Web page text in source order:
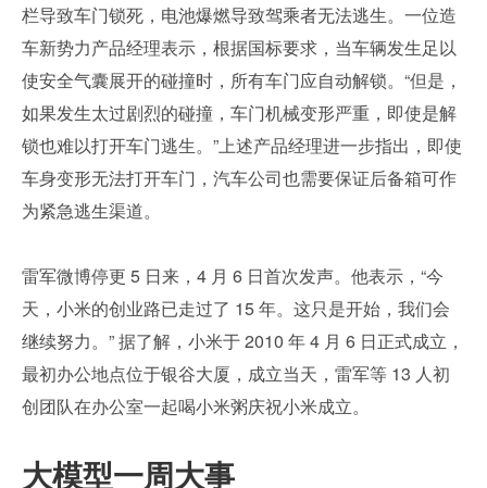
栏导致车门锁死，电池爆燃导致驾乘者无法逃生。一位造
车新势力产品经理表示，根据国标要求，当车辆发生足以
使安全气囊展开的碰撞时，所有车门应自动解锁。“但是，
如果发生太过剧烈的碰撞，车门机械变形严重，即使是解
锁也难以打开车门逃生。”上述产品经理进一步指出，即使
车身变形无法打开车门，汽车公司也需要保证后备箱可作
为紧急逃生渠道。
雷军微博停更 5 日来，4 月 6 日首次发声。他表示，“今
天，小米的创业路已走过了 15 年。这只是开始，我们会
继续努力。” 据了解，小米于 2010 年 4 月 6 日正式成立，
最初办公地点位于银谷大厦，成立当天，雷军等 13 人初
创团队在办公室一起喝小米粥庆祝小米成立。
大模型一周大事